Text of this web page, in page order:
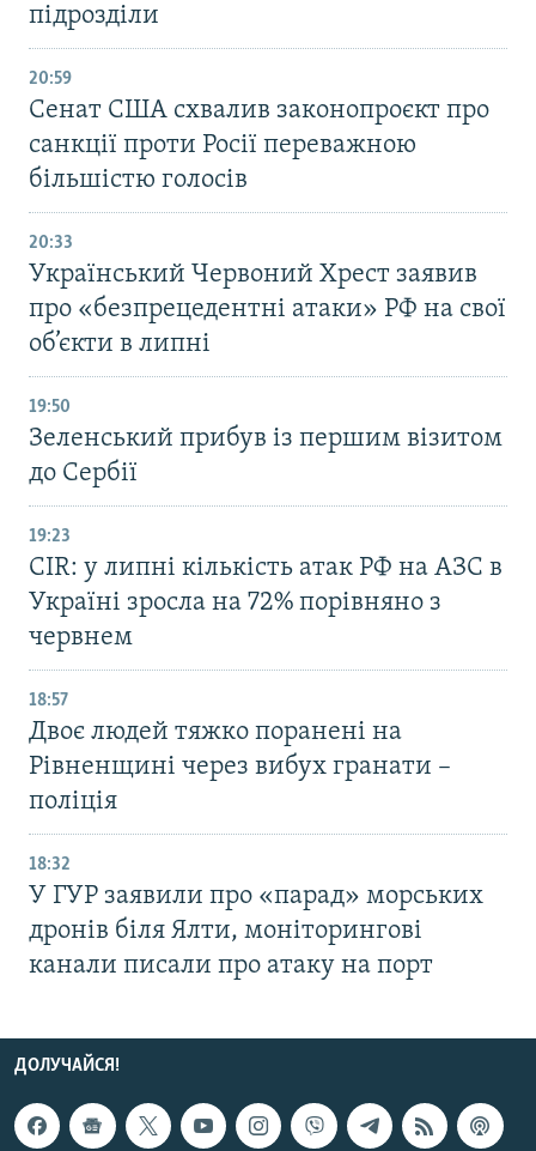
підрозділи
20:59
Cенат США схвалив законопроєкт про
санкції проти Росії переважною
більшістю голосів
20:33
Український Червоний Хрест заявив
про «безпрецедентні атаки» РФ на свої
об’єкти в липні
19:50
Зеленський прибув із першим візитом
до Сербії
19:23
CIR: у липні кількість атак РФ на АЗС в
Україні зросла на 72% порівняно з
червнем
18:57
Двоє людей тяжко поранені на
Рівненщині через вибух гранати –
поліція
18:32
У ГУР заявили про «парад» морських
дронів біля Ялти, моніторингові
канали писали про атаку на порт
ДОЛУЧАЙСЯ!